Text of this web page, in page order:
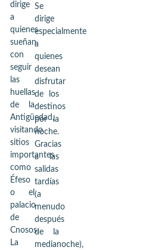
dirige
a
quienes
sueñan
con
seguir
las
huellas
de la
Antigüedad,
visitando
sitios
importantes
como
Éfeso
o el
palacio
de
Cnosos.
La
Se
dirige
especialmente
a
quienes
desean
disfrutar
de los
destinos
por la
noche.
Gracias
a las
salidas
tardías
(a
menudo
después
de la
medianoche),